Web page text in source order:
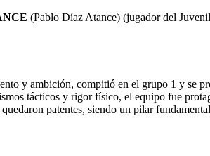
(Pablo Díaz Atance) (jugador del
y ambición, compitió en el grupo 1 y se
tácticos y rigor físico, el equipo fue
patentes, siendo un pilar